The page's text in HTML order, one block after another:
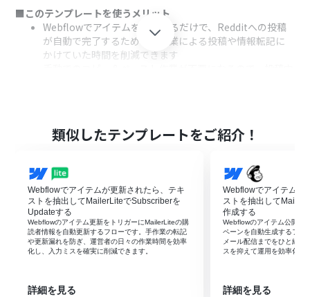
■このテンプレートを使うメリット
Webflowでアイテムを公開するだけで、Redditへの投稿
が自動で完了するため、手作業による投稿や情報転記に
かけていた時間を削減できます
はじめに、WebflowとRedditをYoomと連携します
次に、トリガーでWebflowを選択し、「コレクションの
象のサイトとコレクションを指定します
次に、オペレーションで、取得したアイテム情報をもとに
特定の条件で処理を分けるため、「分岐機能」を設定し
ます
最後に、オペレーションでRedditを選択し、「サブレデ
ィットに新規投稿を作成」アクションを設定し、投稿内容
などを指定します
ペレーション」：トリガー起動後、フロー内で処理を行うアク
類似したテンプレートをご紹介！
Webflowでアイテムが更新されたら、テキ
ストを抽出してMailerLiteでSubscriberを
Updateする
Webflowのアイテム更新をトリガーにMailerLiteの購
読者情報を自動更新するフローです。手作業の転記
や更新漏れを防ぎ、運営者の日々の作業時間を効率
化し、入力ミスを確実に削減できます。
詳細を見る
Webflowでアイテムが
ストを抽出して
作成する
Webflowのアイテム公開を
ペーンを自動生成するフロ
メール配信までをひと続き
スを抑えて運用を効率化し
詳細を見る